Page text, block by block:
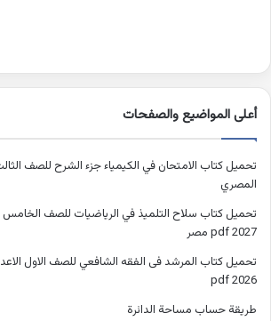
أعلى المواضيع والصفحات
المصري
تحميل كتاب سلاح التلميذ في الرياضيات للصف الخامس
2027 pdf مصر
تحميل كتاب المرشد فى الفقه الشافعي للصف الاول
2026 pdf
طريقة حساب مساحة الدائرة